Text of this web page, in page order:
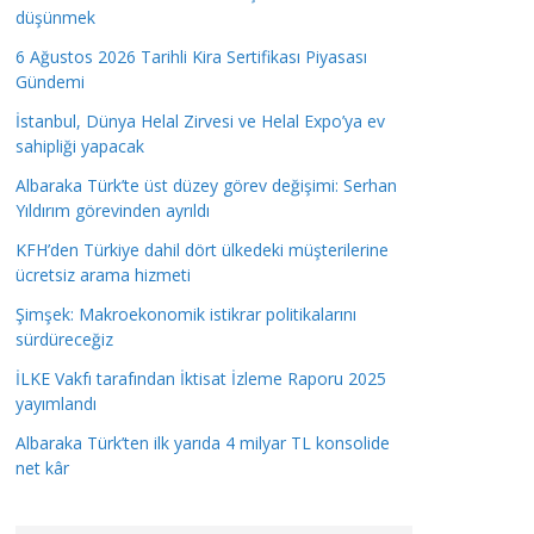
düşünmek
6 Ağustos 2026 Tarihli Kira Sertifikası Piyasası
Gündemi
İstanbul, Dünya Helal Zirvesi ve Helal Expo’ya ev
sahipliği yapacak
Albaraka Türk’te üst düzey görev değişimi: Serhan
Yıldırım görevinden ayrıldı
KFH’den Türkiye dahil dört ülkedeki müşterilerine
ücretsiz arama hizmeti
Şimşek: Makroekonomik istikrar politikalarını
sürdüreceğiz
İLKE Vakfı tarafından İktisat İzleme Raporu 2025
yayımlandı
Albaraka Türk’ten ilk yarıda 4 milyar TL konsolide
net kâr